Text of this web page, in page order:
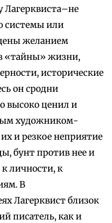
системы или
желанием
«тайны» жизни,
исторические
он сродни
высоко ценил и
художником-
и резкое неприятие
бунт против нее и
личности, к
В
Лагерквист близок
писатель, как и